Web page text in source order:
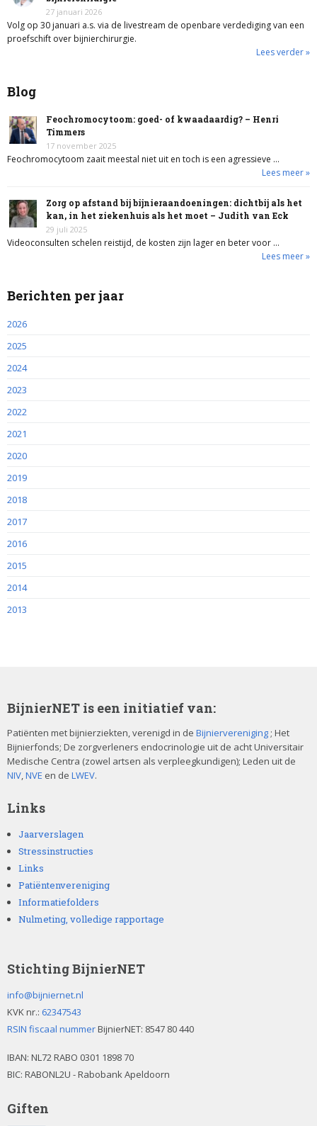
27 januari 2026
Volg op 30 januari a.s. via de livestream de openbare verdediging van een
proefschift over bijnierchirurgie.
Lees verder »
Blog
Feochromocytoom: goed- of kwaadaardig? – Henri
Timmers
17 november 2025
Feochromocytoom zaait meestal niet uit en toch is een agressieve …
Lees meer »
Zorg op afstand bij bijnieraandoeningen: dichtbij als het
kan, in het ziekenhuis als het moet – Judith van Eck
29 juli 2025
Videoconsulten schelen reistijd, de kosten zijn lager en beter voor …
Lees meer »
Berichten per jaar
2026
2025
2024
2023
2022
2021
2020
2019
2018
2017
2016
2015
2014
2013
BijnierNET is een initiatief van:
Patiënten met bijnierziekten, verenigd in de Bijniervereniging ; Het
Bijnierfonds; De zorgverleners endocrinologie uit de acht Universitair
Medische Centra (zowel artsen als verpleegkundigen); Leden uit de
NIV,NVE en de LWEV.
Links
Jaarverslagen
Stressinstructies
Links
Patiëntenvereniging
Informatiefolders
Nulmeting, volledige rapportage
Stichting BijnierNET
info@bijniernet.nl
KVK nr.: 62347543
RSIN fiscaal nummerBijnierNET: 8547 80 440
IBAN: NL72 RABO 0301 1898 70
BIC: RABONL2U - Rabobank Apeldoorn
Giften